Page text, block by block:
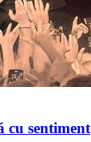
cu sentiment